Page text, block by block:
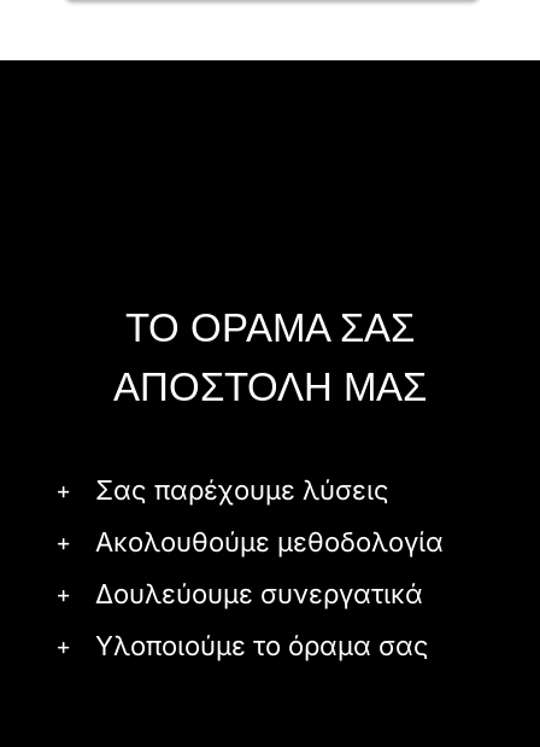
ΤΟ ΟΡΑΜΑ ΣΑΣ
ΑΠΟΣΤΟΛΗ ΜΑΣ
Σας παρέχουμε λύσεις
Ακολουθούμε μεθοδολογία
Δουλεύουμε συνεργατικά
Υλοποιούμε το όραμα σας